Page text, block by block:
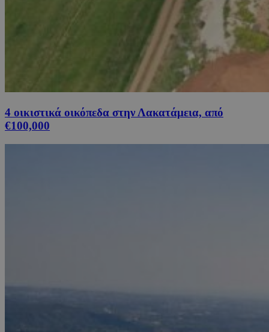
4 οικιστικά οικόπεδα στην Λακατάμεια, από
€100,000